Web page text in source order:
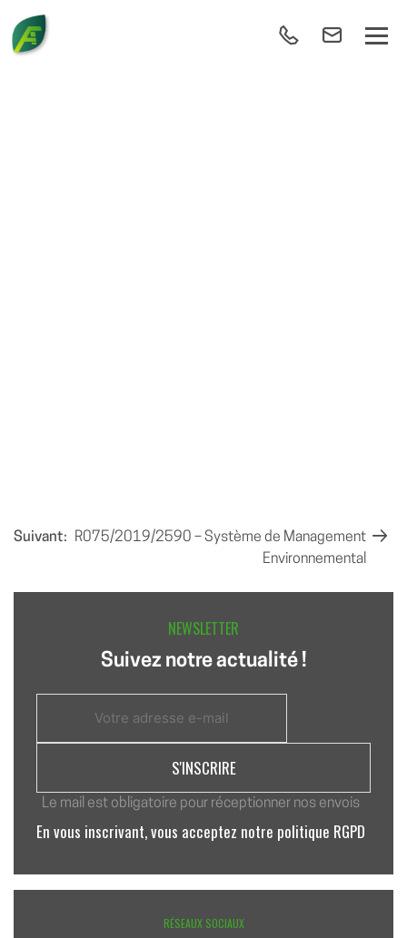
NAVIGATION
Suivant:
R075/2019/2590 – Système de Management
Environnemental
NEWSLETTER
Suivez notre actualité !
Le mail est obligatoire pour réceptionner nos envois
En vous inscrivant, vous acceptez notre politique RGPD
RÉSEAUX SOCIAUX